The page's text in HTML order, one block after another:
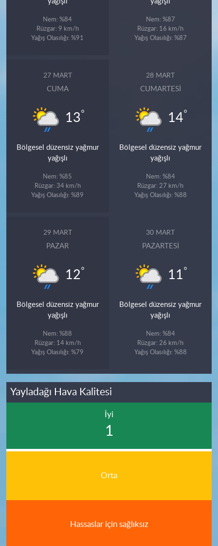
Nem: %84
Rüzgar: 9 km/h
Yağış Olasılığı: %91
Nem: %87
Rüzgar: 16 km/h
Yağış Olasılığı: %87
27 MART
CUMA
13°
Bölgesel düzensiz yağmur
yağışlı
Nem: %85
Rüzgar: 34 km/h
Yağış Olasılığı: %89
28 MART
CUMARTESI
14°
Bölgesel düzensiz yağmur
yağışlı
Nem: %84
Rüzgar: 27 km/h
Yağış Olasılığı: %88
29 MART
PAZAR
12°
Bölgesel düzensiz yağmur
yağışlı
Nem: %88
Rüzgar: 14 km/h
Yağış Olasılığı: %79
30 MART
PAZARTESI
11°
Bölgesel düzensiz yağmur
yağışlı
Nem: %84
Rüzgar: 26 km/h
Yağış Olasılığı: %88
Yayladağı Hava Kalitesi
İyi
1
Orta
Hassaslar için sağlıksız